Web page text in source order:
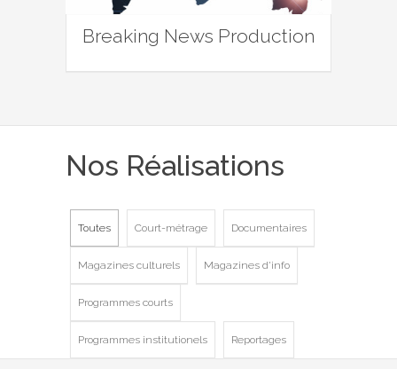
Breaking News Production
Nos Réalisations
Toutes Court-métrage Documentaires
Magazines culturels Magazines d'info
Programmes courts
Programmes institutionels Reportages